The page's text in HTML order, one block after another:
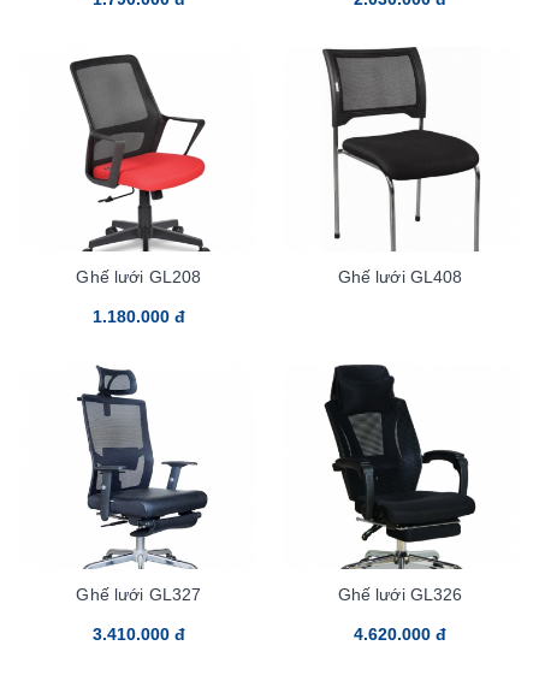
Ghế lưới GL208
1.180.000 đ
Ghế lưới GL408
Ghế lưới GL327
3.410.000 đ
Ghế lưới GL326
4.620.000 đ